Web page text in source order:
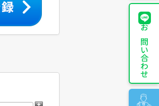
お問い合わせ